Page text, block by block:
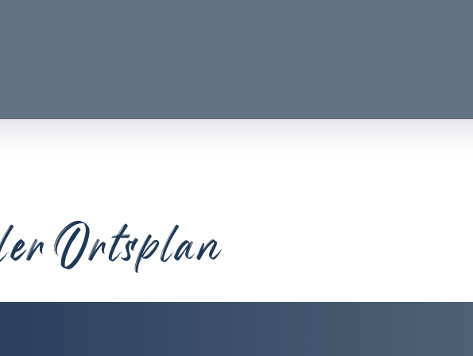
Ortsplan